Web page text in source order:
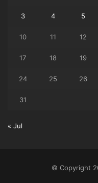
3 4 5
10 11 12
17 18 19
24 25 26
31
« Jul
© Copyright